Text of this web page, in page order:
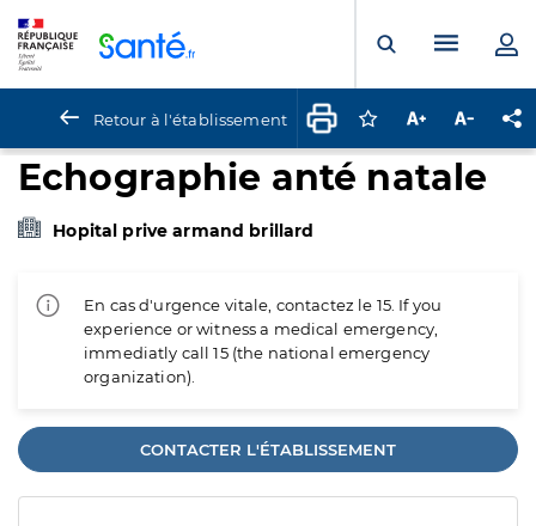
Ouvrir laMenu
Retour à l'établissement Connectez-vous
Augmenter la
Echographie anté natale
Hopital prive armand brillard
En cas d'urgence vitale, contactez le 15. If you
experience or witness a medical emergency,
immediatly call 15 (the national emergency
organization).
CONTACTER L'ÉTABLISSEMENT